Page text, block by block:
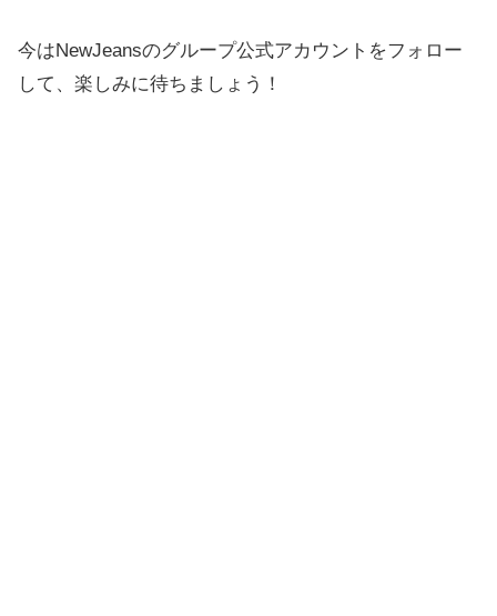
今はNewJeansのグループ公式アカウントをフォロー
して、楽しみに待ちましょう！